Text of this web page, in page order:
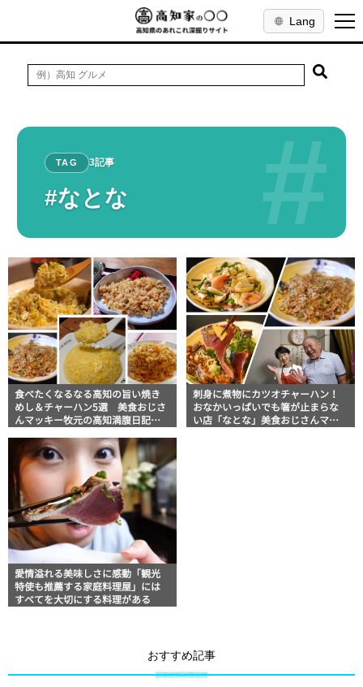
Lang
#
TAG 3記事
#なとな
食べたくなるなる高知の旨い焼き
めし＆チャーハン5選 美食おじさ
んマッキー牧元の高知満腹日記セ
刺身に煮物にカツオチャーハン！
おなかいっぱいでも箸が止まらな
い店「なとな」美食おじさんマッ
愛情溢れる美味しさに感動「観光
特使も推薦する家庭料理屋」には
すべてを大切にする料理がある
おすすめ記事